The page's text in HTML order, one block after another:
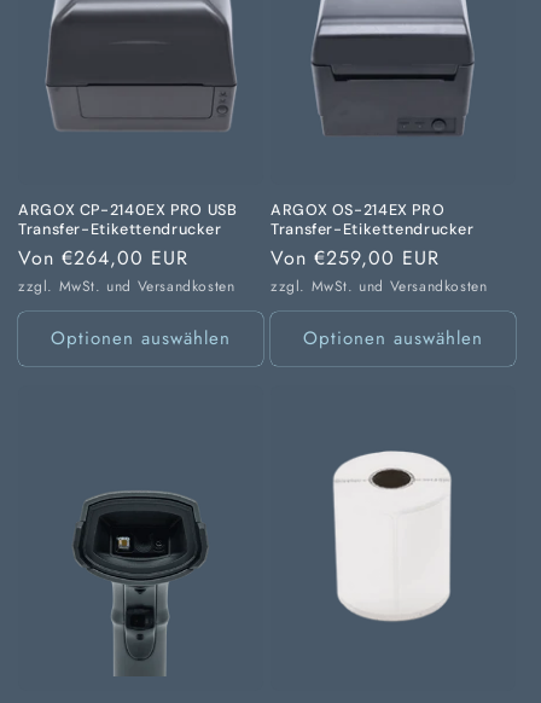
ARGOX CP-2140EX PRO USB
Transfer-Etikettendrucker
Normaler
Preis
Von €264,00 EUR
zzgl. MwSt. und Versandkosten
Optionen auswählen
ARGOX OS-214EX PRO
Transfer-Etikettendrucker
Normaler
Preis
Von €259,00 EUR
zzgl. MwSt. und Versandkosten
Optionen auswählen